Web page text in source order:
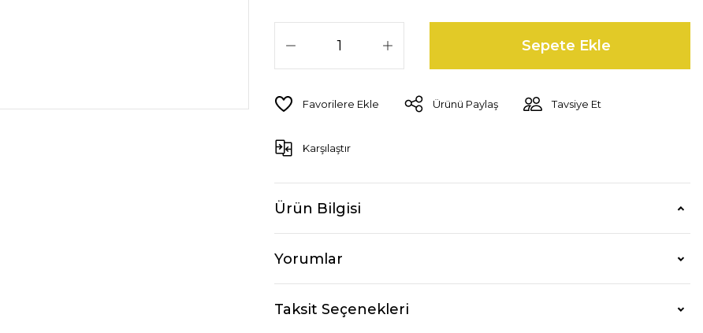
Sepete Ekle
Ürünü Paylaş Tavsiye Et
Karşılaştır
Ürün Bilgisi
Yorumlar
Taksit Seçenekleri